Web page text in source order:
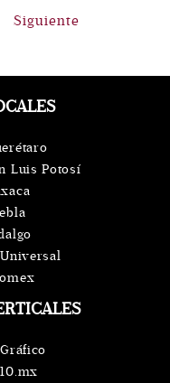
Siguiente
Luis Potosí